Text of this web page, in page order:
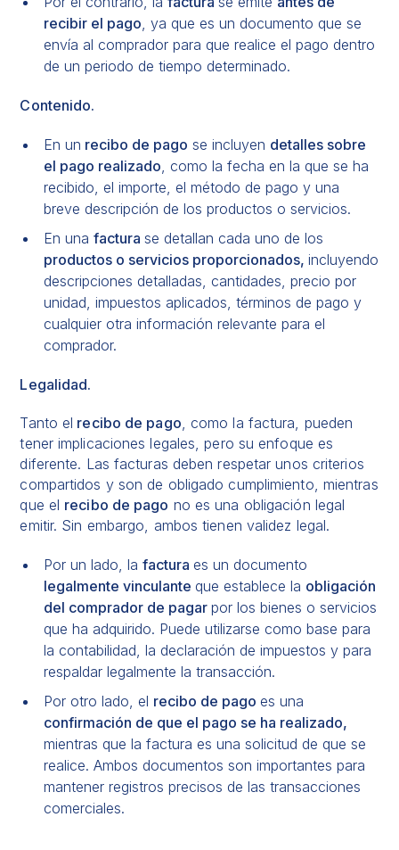
recibir el pago , ya que es un documento que se
envía al comprador para que realice el pago dentro
de un periodo de tiempo determinado.
Contenido.
En un recibo de pago se incluyen detalles sobre
el pago realizado , como la fecha en la que se ha
recibido, el importe, el método de pago y una
breve descripción de los productos o servicios.
En unafacturase detallan cada uno de los
productos o servicios proporcionados,incluyendo
descripciones detalladas, cantidades, precio por
unidad, impuestos aplicados, términos de pago y
cualquier otra información relevante para el
comprador.
Legalidad.
Tanto el recibo de pago , como la factura, pueden
tener implicaciones legales, pero su enfoque es
diferente. Las facturas deben respetar unos criterios
compartidos y son de obligado cumplimiento, mientras
que el recibo de pago no es una obligación legal
emitir. Sin embargo, ambos tienen validez legal.
Por un lado, lafacturaes un documento
legalmente vinculanteque establece la obligación
del comprador de pagarpor los bienes o servicios
que ha adquirido. Puede utilizarse como base para
la contabilidad, la declaración de impuestos y para
respaldar legalmente la transacción.
Por otro lado, el recibo de pagoes una
confirmación de que el pago se ha realizado,
mientras que la factura es una solicitud de que se
realice. Ambos documentos son importantes para
mantener registros precisos de las transacciones
comerciales.